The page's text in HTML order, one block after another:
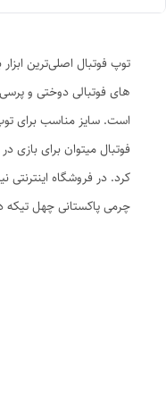
توپ فوتبال اصلی‌ترین
های فوتبالی دوختی و
فوتبال میتوان برای
کرد. در فروشگاه اینترنتی
چرمی پاکستانی چهل